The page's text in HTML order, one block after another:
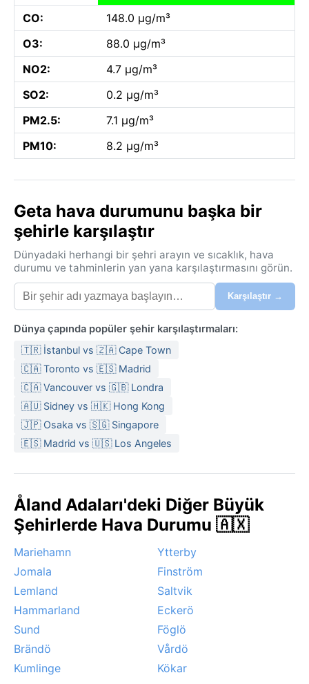
CO:
148.0 µg/m³
O3:
88.0 µg/m³
NO2:
4.7 µg/m³
SO2:
0.2 µg/m³
PM2.5:
7.1 µg/m³
PM10:
8.2 µg/m³
Geta hava durumunu başka bir
şehirle karşılaştır
Dünyadaki herhangi bir şehri arayın ve sıcaklık, hava
durumu ve tahminlerin yan yana karşılaştırmasını görün.
Karşılaştır →
Dünya çapında popüler şehir karşılaştırmaları:
🇹🇷 İstanbul vs 🇿🇦 Cape Town
🇨🇦 Toronto vs 🇪🇸 Madrid
🇨🇦 Vancouver vs 🇬🇧 Londra
🇦🇺 Sidney vs 🇭🇰 Hong Kong
🇯🇵 Osaka vs 🇸🇬 Singapore
🇪🇸 Madrid vs 🇺🇸 Los Angeles
Åland Adaları'deki Diğer Büyük
Şehirlerde Hava Durumu 🇦🇽
Mariehamn
Ytterby
Jomala
Finström
Lemland
Saltvik
Hammarland
Eckerö
Sund
Föglö
Brändö
Vårdö
Kumlinge
Kökar